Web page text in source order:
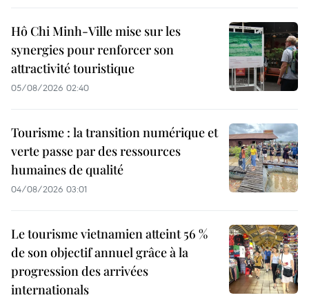
Hô Chi Minh-Ville mise sur les
synergies pour renforcer son
attractivité touristique
05/08/2026 02:40
Tourisme : la transition numérique et
verte passe par des ressources
humaines de qualité
04/08/2026 03:01
Le tourisme vietnamien atteint 56 %
de son objectif annuel grâce à la
progression des arrivées
internationals